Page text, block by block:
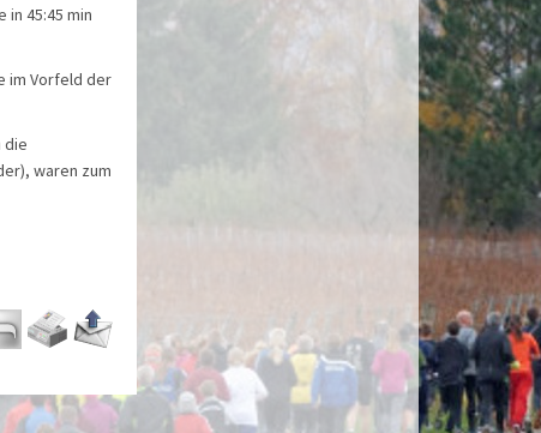
in 45:45 min
im Vorfeld der
die
waren zum